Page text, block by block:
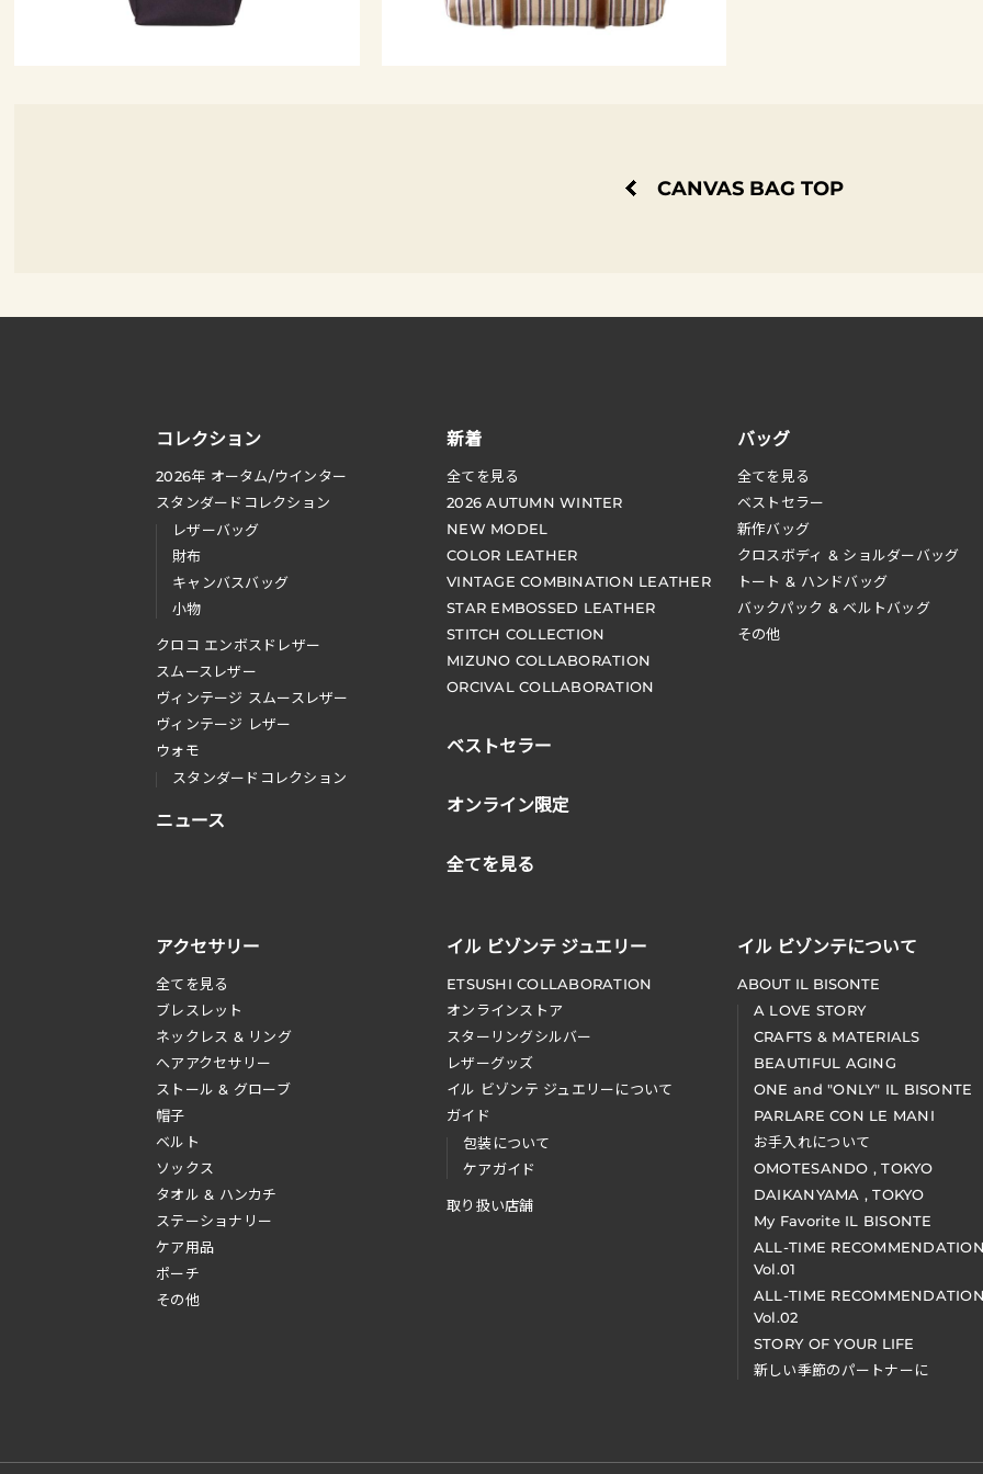
CANVAS BAG TOP
コレクション
2026年 オータム/ウインター
スタンダードコレクション
レザーバッグ
財布
キャンバスバッグ
小物
クロコ エンボスドレザー
スムースレザー
ヴィンテージ スムースレザー
ヴィンテージ レザー
ウォモ
スタンダードコレクション
ニュース
新着
全てを見る
2026 AUTUMN WINTER
NEW MODEL
COLOR LEATHER
VINTAGE COMBINATION LEATHER
STAR EMBOSSED LEATHER
STITCH COLLECTION
MIZUNO COLLABORATION
ORCIVAL COLLABORATION
ベストセラー
オンライン限定
全てを見る
バッグ
全てを見る
ベストセラー
新作バッグ
クロスボディ & ショルダーバッグ
トート & ハンドバッグ
バックパック & ベルトバッグ
その他
アクセサリー
全てを見る
ブレスレット
ネックレス & リング
へアアクセサリー
ストール & グローブ
帽子
ベルト
ソックス
タオル & ハンカチ
ステーショナリー
ケア用品
ポーチ
その他
イル ビゾンテ ジュエリー
ETSUSHI COLLABORATION
オンラインストア
スターリングシルバー
レザーグッズ
イル ビゾンテ ジュエリーについて
ガイド
包装について
ケアガイド
取り扱い店舗
イル ビゾンテについて
ABOUT IL BISONTE
A LOVE STORY
CRAFTS & MATERIALS
BEAUTIFUL AGING
ONE and "ONLY" IL BISONTE
PARLARE CON LE MANI
お手入れについて
OMOTESANDO , TOKYO
DAIKANYAMA , TOKYO
My Favorite IL BISONTE
ALL-TIME
Vol.01
ALL-TIME
Vol.02
STORY OF YOUR LIFE
新しい季節のパートナーに